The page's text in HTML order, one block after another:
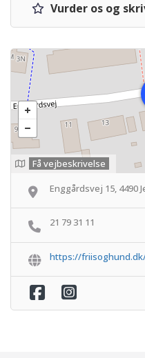
Vurder os og
Få vejbeskrivelse
Enggårdsvej 15, 4490
21 79 31 11
https://